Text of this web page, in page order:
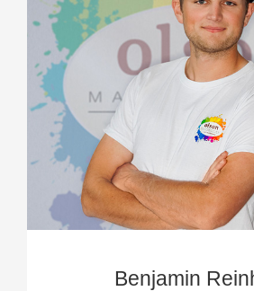
Benjamin